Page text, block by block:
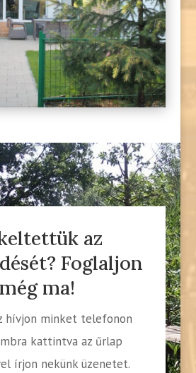
az
Foglaljon
még ma!
hívjon minket telefonon
kattintva az űrlap
írjon nekünk üzenetet.